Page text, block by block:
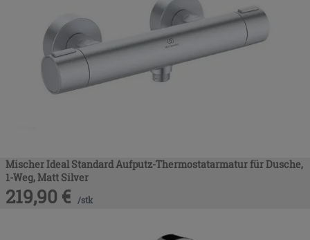
Mischer Ideal Standard Aufputz-Thermostatarmatur für Dusche,
1-Weg, Matt Silver
219,90 € /stk